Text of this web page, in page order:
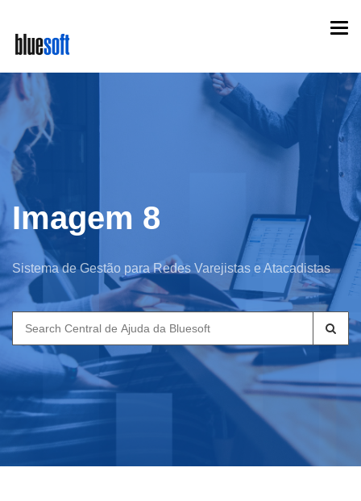
main
content
Imagem 8
Sistema de Gestão para Redes Varejistas e Atacadistas
Search
for: